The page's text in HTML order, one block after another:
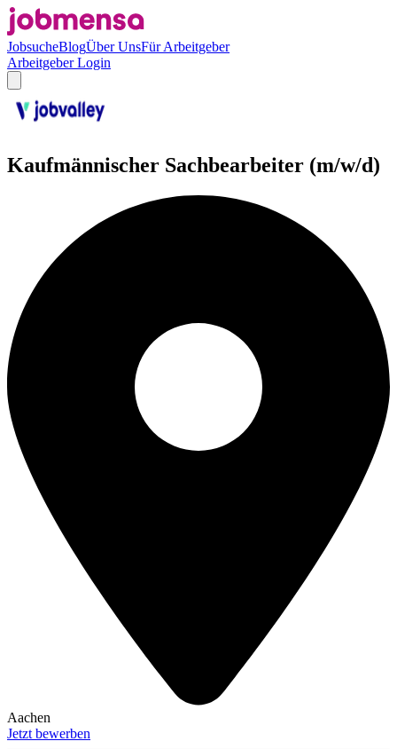
JobsucheBlogÜber UnsFür Arbeitgeber
Arbeitgeber Login
Kaufmännischer Sachbearbeiter (m/w/d)
Aachen
Jetzt bewerben